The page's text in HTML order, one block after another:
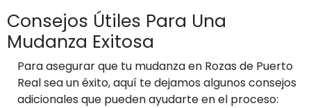
Consejos Útiles Para Una
Mudanza Exitosa
Para asegurar que tu mudanza en Rozas de Puerto
Real sea un éxito, aquí te dejamos algunos consejos
adicionales que pueden ayudarte en el proceso: